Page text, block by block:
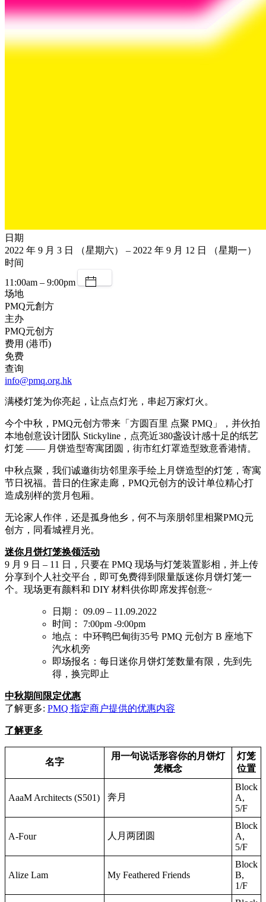
日期
2022 年 9 月 3 日 （星期六） – 2022 年 9 月 12 日 （星期一）
时间
11:00am – 9:00pm
场地
PMQ元創方
主办
PMQ元创方
费用 (港币)
免费
查询
info@pmq.org.hk
满楼灯笼为你亮起，让点点灯光，串起万家灯火。
今个中秋，PMQ元创方带来「方圆百里 点聚 PMQ」，并伙拍
本地创意设计团队 Stickyline，点亮近380盏设计感十足的纸艺
灯笼 —— 月饼造型寄寓团圆，街市红灯罩造型致意香港情。
中秋点聚，我们诚邀街坊邻里亲手绘上月饼造型的灯笼，寄寓
节日祝福。昔日的住家走廊，PMQ元创方的设计单位精心打
造成别样的赏月包厢。
无论家人作伴，还是孤身他乡，何不与亲朋邻里相聚PMQ元
创方，同看城裡月光。
迷你月饼灯笼换领活动
9 月 9 日 – 11 日，只要在 PMQ 现场与灯笼装置影相，并上传
分享到个人社交平台，即可免费得到限量版迷你月饼灯笼一
个。现场更有颜料和 DIY 材料供你即席发挥创意~
日期： 09.09 – 11.09.2022
时间： 7:00pm -9:00pm
地点： 中环鸭巴甸街35号 PMQ 元创方 B 座地下
汽水机旁
即场报名：每日迷你月饼灯笼数量有限，先到先
得，换完即止
中秋期间限定优惠
了解更多: PMQ 指定商户提供的优惠内容
了解更多
名字
用一句说话形容你的月饼灯
笼概念
灯笼
位置
AaaM Architects (S501) 奔月
Block
A,
5/F
A-Four 人月两团圆
Block
A,
5/F
Alize Lam My Feathered Friends
Block
B,
1/F